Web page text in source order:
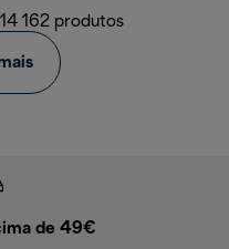
162 produtos
de 49€